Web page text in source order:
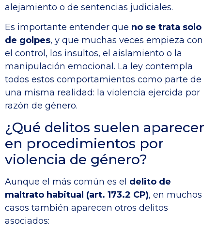
alejamiento o de sentencias judiciales.
Es importante entender que no se trata solo
de golpes, y que muchas veces empieza con
el control, los insultos, el aislamiento o la
manipulación emocional. La ley contempla
todos estos comportamientos como parte de
una misma realidad: la violencia ejercida por
razón de género.
¿Qué delitos suelen aparecer
en procedimientos por
violencia de género?
Aunque el más común es el delito de
maltrato habitual (art. 173.2 CP), en muchos
casos también aparecen otros delitos
asociados: